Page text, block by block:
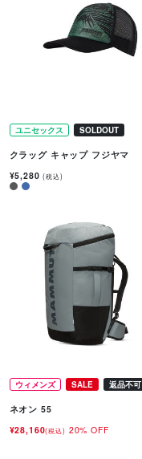
ユニセックス SOLDOUT
クラッグ キャップ フジヤマ
¥5,280(税込)
ウィメンズ SALE 返品不可
ネオン 55
¥28,160(税込) 20% OFF